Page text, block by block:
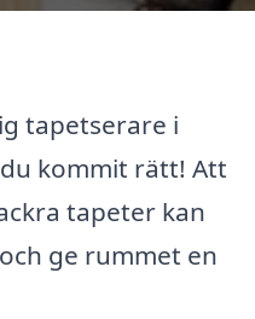
tapetserare i
kommit rätt! Att
tapeter kan
ge rummet en